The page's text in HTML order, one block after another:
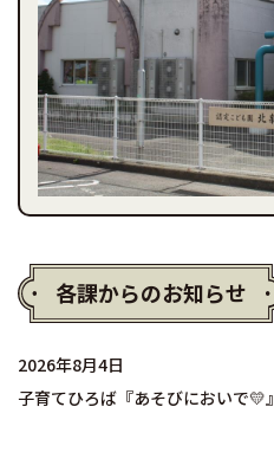
各課からのお知らせ
2026年8月4日
子育てひろば『あそびにおいで💛』